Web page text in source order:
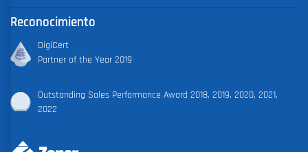
Reconocimiento
DigiCert
Partner of the Year 2019
Outstanding Sales Performance Award 2018, 2019, 2020, 2021,
2022